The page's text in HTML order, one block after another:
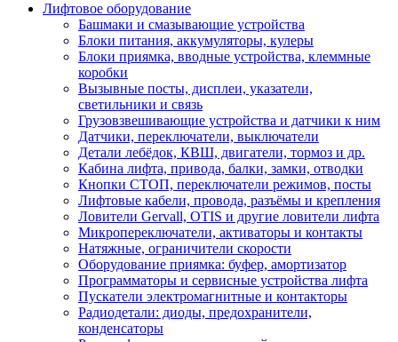
Лифтовое оборудование
Башмаки и смазывающие устройства
Блоки питания, аккумуляторы, кулеры
Блоки приямка, вводные устройства, клеммные
коробки
Вызывные посты, дисплеи, указатели,
светильники и связь
Грузовзвешивающие устройства и датчики к ним
Датчики, переключатели, выключатели
Детали лебёдок, КВШ, двигатели, тормоз и др.
Кабина лифта, привода, балки, замки, отводки
Кнопки СТОП, переключатели режимов, посты
Лифтовые кабели, провода, разъёмы и крепления
Ловители Gervall, OTIS и другие ловители лифта
Микропереключатели, активаторы и контакты
Натяжные, ограничители скорости
Оборудование приямка: буфер, амортизатор
Программаторы и сервисные устройства лифта
Пускатели электромагнитные и контакторы
Радиодетали: диоды, предохранители,
конденсаторы